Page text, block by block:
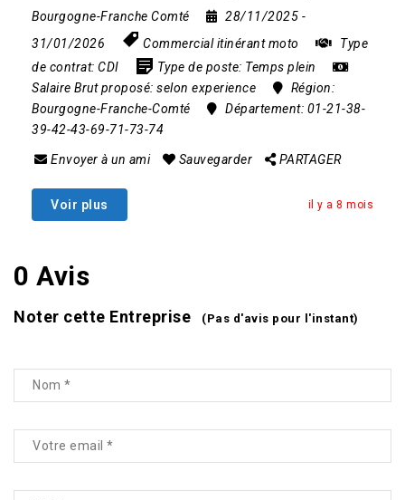
Bourgogne-Franche Comté
28/11/2025 -
31/01/2026
Commercial itinérant moto
Type
de contrat: CDI Type de poste: Temps plein
Salaire Brut proposé: selon experience
Région:
Bourgogne-Franche-Comté
Département: 01-21-38-
39-42-43-69-71-73-74
Envoyer à un ami Sauvegarder PARTAGER
Voir plus il y a 8 mois
0 Avis
Noter cette Entreprise (Pas d'avis pour l'instant)